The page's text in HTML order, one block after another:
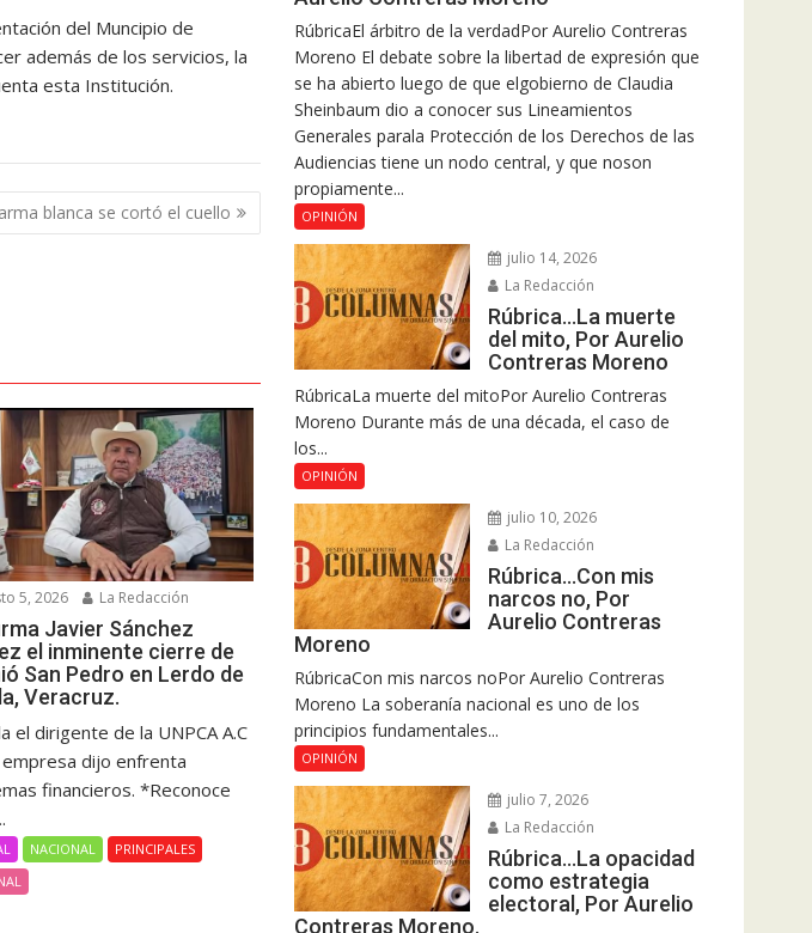
del Muncipio de
además de los servicios, la
esta Institución.
blanca se cortó el cuello
5, 2026 La Redacción
Javier Sánchez
el inminente cierre de
San Pedro en Lerdo de
Veracruz.
el dirigente de la UNPCA A.C
dijo enfrenta
financieros. *Reconoce
NACIONAL
PRINCIPALES
RúbricaEl árbitro de la verdadPor Aurelio Contreras
Moreno El debate sobre la libertad de expresión que
se ha abierto luego de que elgobierno de Claudia
Sheinbaum dio a conocer sus Lineamientos
Generales parala Protección de los Derechos de las
Audiencias tiene un nodo central, y que noson
propiamente...
OPINIÓN
julio 14, 2026
La Redacción
Rúbrica…La muerte
del mito, Por Aurelio
Contreras Moreno
RúbricaLa muerte del mitoPor Aurelio Contreras
Moreno Durante más de una década, el caso de
los...
OPINIÓN
julio 10, 2026
La Redacción
Rúbrica…Con mis
narcos no, Por
Aurelio Contreras
Moreno
RúbricaCon mis narcos noPor Aurelio Contreras
Moreno La soberanía nacional es uno de los
principios fundamentales...
OPINIÓN
julio 7, 2026
La Redacción
Rúbrica…La opacidad
como estrategia
electoral, Por Aurelio
Contreras Moreno.